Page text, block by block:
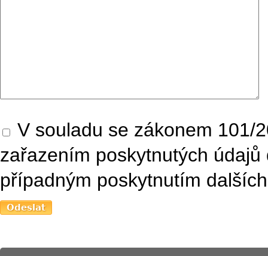
V souladu se zákonem 101/
zařazením poskytnutých
případným poskytnutím